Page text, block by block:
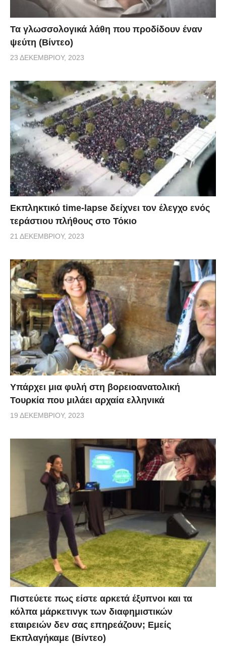
Τα γλωσσολογικά λάθη που προδίδουν έναν
ψεύτη (Βίντεο)
23 ΔΕΚΕΜΒΡΊΟΥ, 2023
Εκπληκτικό time-lapse δείχνει τον έλεγχο ενός
τεράστιου πλήθους στο Τόκιο
21 ΔΕΚΕΜΒΡΊΟΥ, 2023
Υπάρχει μια φυλή στη βορειοανατολική
Τουρκία που μιλάει αρχαία ελληνικά
19 ΔΕΚΕΜΒΡΊΟΥ, 2023
Πιστεύετε πως είστε αρκετά έξυπνοι και τα
κόλπα μάρκετινγκ των διαφημιστικών
εταιρειών δεν σας επηρεάζουν; Εμείς
Εκπλαγήκαμε (Βίντεο)